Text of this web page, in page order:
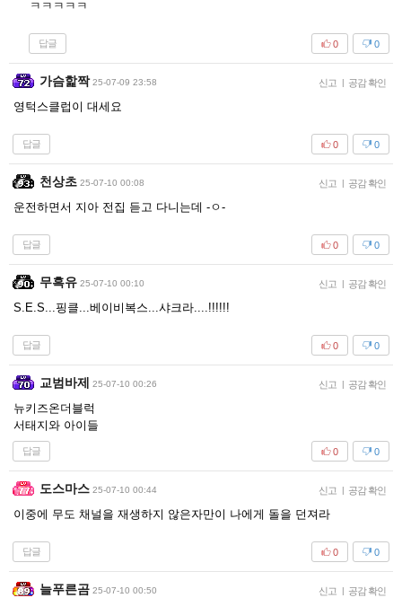
ㅋㅋㅋㅋㅋ
답글 0
0
가슴핥짝 25-07-09 23:58 신고 공감 확인
영턱스클럽이 대세요
답글 0
0
천상초 25-07-10 00:08 신고 공감 확인
운전하면서 지아 전집 듣고 다니는데 -ㅇ-
답글 0
0
무흑유 25-07-10 00:10 신고 공감 확인
S.E.S...핑클...베이비복스...샤크라....!!!!!!
답글 0
0
교범바제 25-07-10 00:26 신고 공감 확인
뉴키즈온더블럭
서태지와 아이들
답글 0
0
도스마스 25-07-10 00:44 신고 공감 확인
이중에 무도 채널을 재생하지 않은자만이 나에게 돌을 던져라
답글 0
0
늘푸른곰 25-07-10 00:50 신고 공감 확인